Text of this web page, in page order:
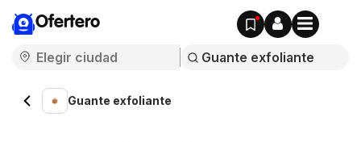
Ofertero
Guante exfoliante